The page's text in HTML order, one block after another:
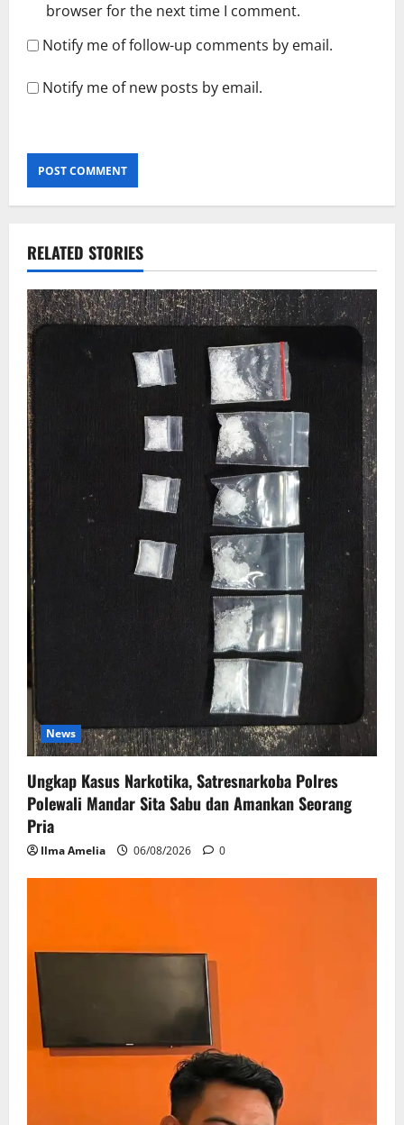
browser for the next time I comment.
Notify me of follow-up comments by email.
Notify me of new posts by email.
RELATED STORIES
News
Ungkap Kasus Narkotika, Satresnarkoba Polres
Polewali Mandar Sita Sabu dan Amankan Seorang
Pria
Ilma Amelia 06/08/2026 0